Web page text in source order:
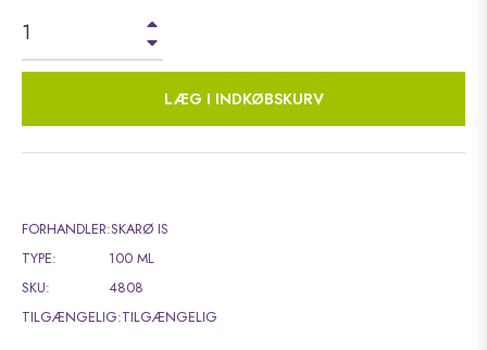
−
+
LÆG I INDKØBSKURV
FORHANDLER:SKARØ IS
TYPE:
100 ML
SKU:
4808
TILGÆNGELIG:TILGÆNGELIG